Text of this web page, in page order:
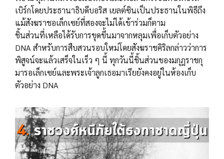
เบิร์กโดยประธานาธิบดีบอริส เยลต์ซินเป็นประธานในพิธีถึง
แม้สังฆราชอเล็กเซย์ที่สองจะไม่ได้เข้าร่วมก็ตาม
ชิ้นส่วนที่เหลือได้รับการขุดขึ้นมาจากหลุมเพื่อเก็บตัวอย่าง
DNA สำหรับการสืบสวนรอบใหม่โดยสังฆราชคิริลกล่าวว่าการ
พิสูจน์จะแล้วเสร็จในเร็ว ๆ นี้ ทุกวันนี้ชิ้นส่วนของมกุฎราชกุ
มารอเล็กเซย์และพระเจ้าลูกเธอมาเรียยังคงอยู่ในห้องเก็บ
ตัวอย่าง DNA